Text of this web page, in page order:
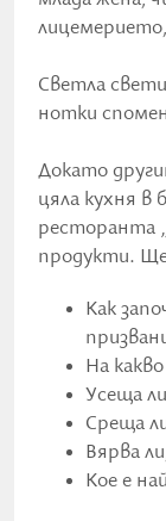
Светла
нотки
Докато
цяла кухня в
ресторанта
продукти.
Как
На
Усеща
Среща
Вярва
Кое е